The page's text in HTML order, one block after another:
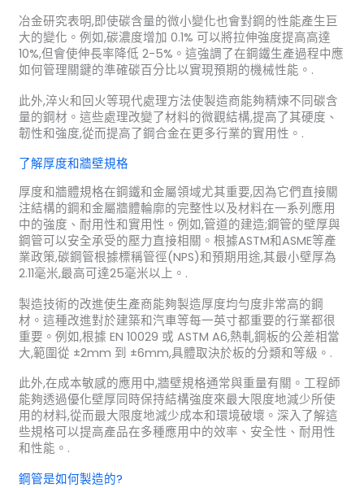
冶金研究表明,即使碳含量的微小變化也會對鋼的性能產生巨
大的變化。例如,碳濃度增加 0.1% 可以將拉伸強度提高高達
10%,但會使伸長率降低 2-5%。這強調了在鋼鐵生產過程中應
如何管理關鍵的準確碳百分比以實現預期的機械性能。.
此外,淬火和回火等現代處理方法使製造商能夠精煉不同碳含
量的鋼材。這些處理改變了材料的微觀結構,提高了其硬度、
韌性和強度,從而提高了鋼合金在更多行業的實用性。.
了解厚度和牆壁規格
厚度和牆體規格在鋼鐵和金屬領域尤其重要,因為它們直接關
注結構的鋼和金屬牆體輪廓的完整性以及材料在一系列應用
中的強度、耐用性和實用性。例如,管道的建造;鋼管的壁厚與
鋼管可以安全承受的壓力直接相關。根據ASTM和ASME等產
業政策,碳鋼管根據標稱管徑(NPS)和預期用途,其最小壁厚為
2.11毫米,最高可達25毫米以上。.
製造技術的改進使生產商能夠製造厚度均勻度非常高的鋼
材。這種改進對於建築和汽車等每一英寸都重要的行業都很
重要。例如,根據 EN 10029 或 ASTM A6,熱軋鋼板的公差相當
大,範圍從 ±2mm 到 ±6mm,具體取決於板的分類和等級。.
此外,在成本敏感的應用中,牆壁規格通常與重量有關。工程師
能夠透過優化壁厚同時保持結構強度來最大限度地減少所使
用的材料,從而最大限度地減少成本和環境破壞。深入了解這
些規格可以提高產品在多種應用中的效率、安全性、耐用性
和性能。.
鋼管是如何製造的?